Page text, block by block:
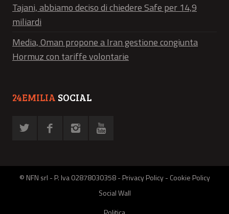
Tajani, abbiamo deciso di chiedere Safe per 14,9
miliardi
Media, Oman propone a Iran gestione congiunta
Hormuz con tariffe volontarie
24EMILIA SOCIAL
© NFN srl - P. Iva 02878030358 -Privacy Policy-Cookie Policy
Social Wall